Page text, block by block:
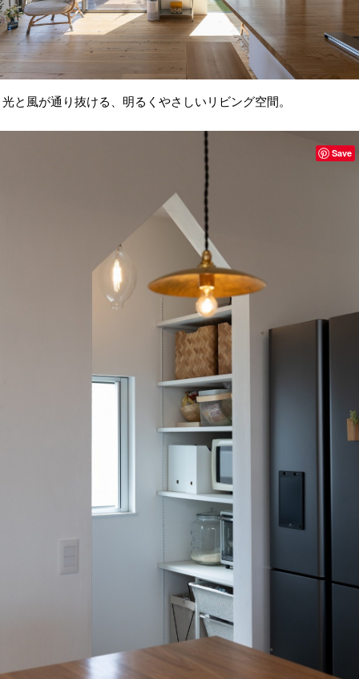
光と風が通り抜ける、明るくやさしいリビング空間。
Save